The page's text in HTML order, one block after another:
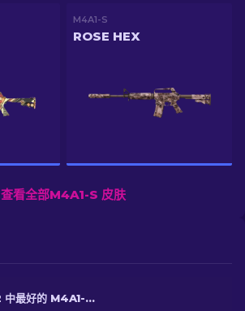
M4A1-S
ROSE HEX
查看全部M4A1-S 皮肤
CS2 中最好的 M4A1-S 皮肤 [2026]